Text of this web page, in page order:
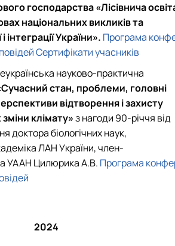
господарства «Лісівнича
національних викликів та
інтеграції України». Програма
Сертифікати учасників
науково-практична
стан, проблеми, головні
відтворення і захисту
зміни клімату»з нагоди 90-річчя від
доктора біологічних наук,
ЛАН України, член-
УААН Цилюрика А.В. Програма
2024